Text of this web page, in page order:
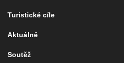
Turistické cíle
Aktuálně
Soutěž